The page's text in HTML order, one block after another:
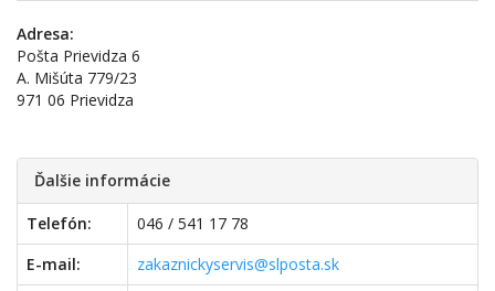
Adresa:
Pošta Prievidza 6
A. Mišúta 779/23
971 06 Prievidza
Ďalšie informácie
Telefón:
046 / 541 17 78
E-mail:
zakaznickyservis@slposta.sk